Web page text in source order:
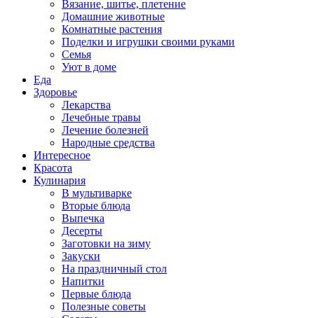
Вязание, шитье, плетение
Домашние животные
Комнатные растения
Поделки и игрушки своими руками
Семья
Уют в доме
Еда
Здоровье
Лекарства
Лечебные травы
Лечение болезней
Народные средства
Интересное
Красота
Кулинария
В мультиварке
Вторые блюда
Выпечка
Десерты
Заготовки на зиму
Закуски
На праздничный стол
Напитки
Первые блюда
Полезные советы